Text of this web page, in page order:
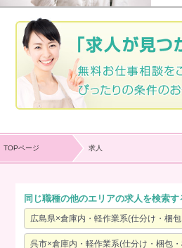
TOPページ 求人
同じ職種の他のエリアの求人を検索す
広島県×倉庫内・軽作業系(仕分け・梱
呉市×倉庫内・軽作業系(仕分け・梱包